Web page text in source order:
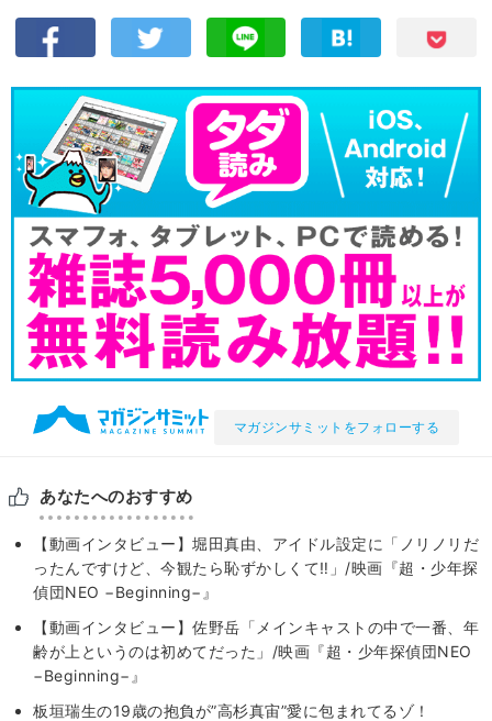
マガジンサミットをフォローする
あなたへのおすすめ
【動画インタビュー】堀田真由、アイドル設定に「ノリノリだ
ったんですけど、今観たら恥ずかしくて‼」/映画『超・少年探
偵団NEO −Beginning−』
【動画インタビュー】佐野岳「メインキャストの中で一番、年
齢が上というのは初めてだった」/映画『超・少年探偵団NEO
−Beginning−』
板垣瑞生の19歳の抱負が”高杉真宙”愛に包まれてるゾ！